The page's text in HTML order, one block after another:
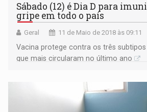
Sábado (12) é Dia D para
gripe em todo o país
Geral 11 de Maio de 2018 às 09:11
Vacina protege contra os três
que mais circularam no último ano